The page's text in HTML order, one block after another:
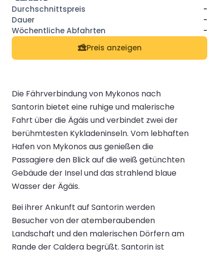
-
-
-
Preis anzeigen
Die Fährverbindung von Mykonos nach
Santorin bietet eine ruhige und malerische
Fahrt über die Ägäis und verbindet zwei der
berühmtesten Kykladeninseln. Vom lebhaften
Hafen von Mykonos aus genießen die
Passagiere den Blick auf die weiß getünchten
Gebäude der Insel und das strahlend blaue
Wasser der Ägäis.
Bei ihrer Ankunft auf Santorin werden
Besucher von der atemberaubenden
Landschaft und den malerischen Dörfern am
Rande der Caldera begrüßt. Santorin ist